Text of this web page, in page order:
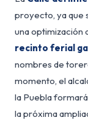
proyecto, ya que
una optimización
recinto ferial
nombres de
momento, el
la Puebla
la próxima